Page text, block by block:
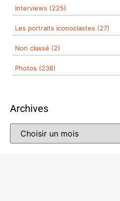
Interviews (225)
Les portraits iconoclastes (27)
Non classé (2)
Photos (238)
Archives